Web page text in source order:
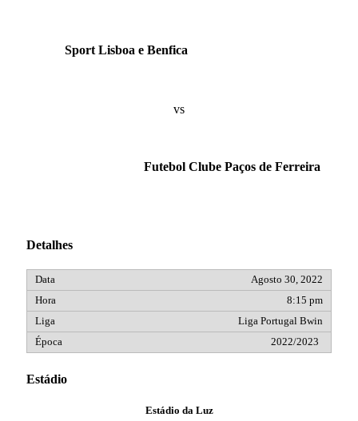
Sport Lisboa e Benfica
vs
Futebol Clube Paços de Ferreira
Detalhes
Agosto 30, 2022
8:15 pm
Liga Portugal Bwin
2022/2023
Estádio
Estádio da Luz